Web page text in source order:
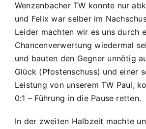
Wenzenbacher TW konnte nur
und Felix war selber im
Leider machten wir es uns durch
Chancenverwertung wiedermal
und bauten den Gegner unnötig
Glück (Pfostenschuss) und einer
Leistung von unserem TW Paul,
0:1 – Führung in die Pause retten.
In der zweiten Halbzeit machte